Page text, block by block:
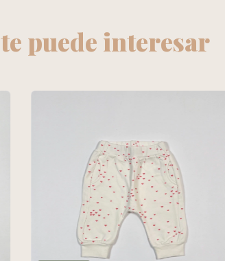
te puede interesar